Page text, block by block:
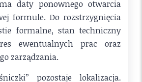
daty ponownego otwarcia
formule. Do rozstrzygnięcia
formalne, stan techniczny
ewentualnych prac oraz
zarządzania.
pozostaje lokalizacja.